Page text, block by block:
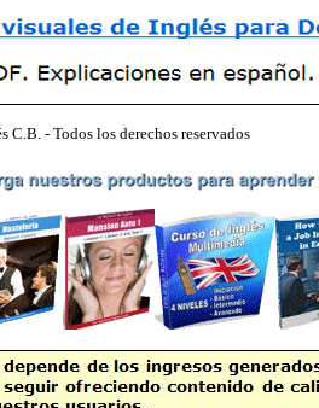
C.B. - Todos los derechos reservados